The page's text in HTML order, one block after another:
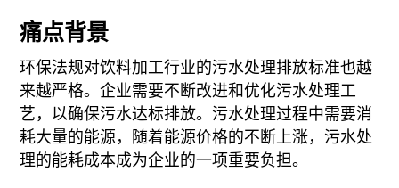
痛点背景
环保法规对饮料加工行业的污水处理排放标准也越
来越严格。企业需要不断改进和优化污水处理工
艺，以确保污水达标排放。污水处理过程中需要消
耗大量的能源，随着能源价格的不断上涨，污水处
理的能耗成本成为企业的一项重要负担。